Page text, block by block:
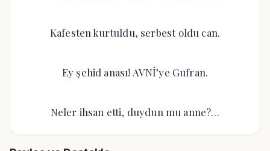
Kafesten kurtuldu, serbest oldu can.
Ey şehid anası! AVNİ’ye Gufran.
Neler ihsan etti, duydun mu anne?…